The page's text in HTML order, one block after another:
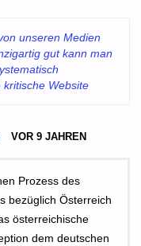
unseren Medien
gut kann man
Website
VOR 9 JAHREN
Prozess des
bezüglich Österreich
österreichische
dem deutschen